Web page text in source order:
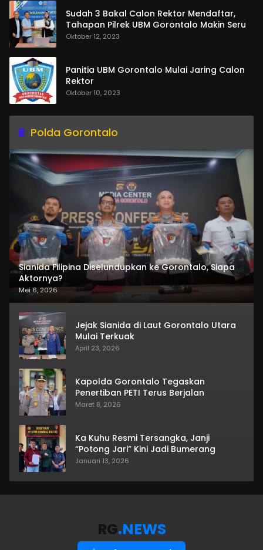
Sudah 3 Bakal Calon Rektor Mendaftar,
Tahapan Pilrek UBM Gorontalo Makin Seru
Oktober 12, 2023
Panitia UBM Gorontalo Mulai Jaring Calon
Rektor
Oktober 10, 2023
Polda Gorontalo
Sianida Filipina Diselundupkan ke Gorontalo, Siapa
Aktornya?
Mei 6, 2026
Jejak Sianida di Laut Gorontalo Utara
Mulai Terkuak
April 23, 2026
Kapolda Gorontalo Tegaskan
Penertiban PETI Terus Berjalan
Maret 8, 2026
Ka Kuhu Resmi Tersangka, Janji
“Potong Jari” Kini Jadi Bumerang
Januari 13, 2026
RG.NEWS